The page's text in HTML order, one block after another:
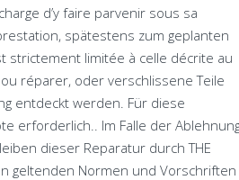
d’y faire parvenir sous sa
, spätestens zum geplanten
strictement limitée à celle décrite au
réparer, oder verschlissene Teile
entdeckt werden. Für diese
erforderlich.. Im Falle der
dieser Reparatur durch THE
geltenden Normen und Vorschriften